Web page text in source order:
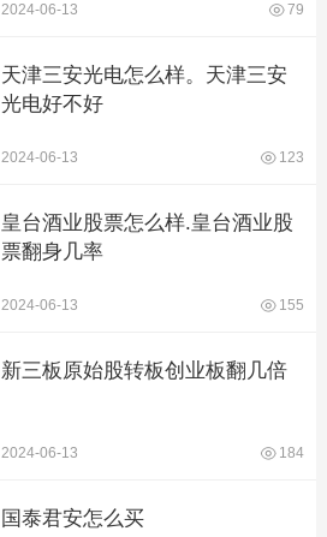
2024-06-13 79
天津三安光电怎么样。天津三安
光电好不好
2024-06-13 123
皇台酒业股票怎么样.皇台酒业股
票翻身几率
2024-06-13 155
新三板原始股转板创业板翻几倍
2024-06-13 184
国泰君安怎么买